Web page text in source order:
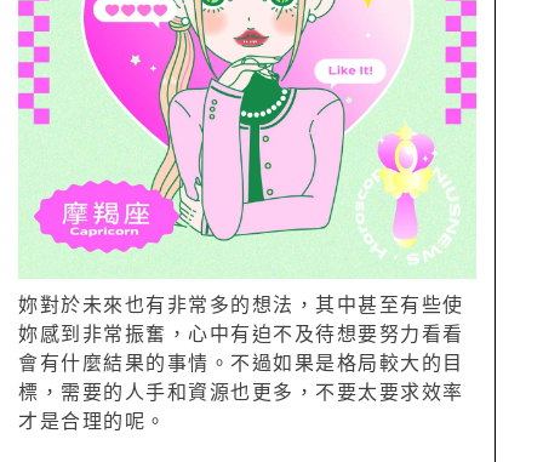
妳對於未來也有非常多的想法，其中甚至有些使
妳感到非常振奮，心中有迫不及待想要努力看看
會有什麼結果的事情。不過如果是格局較大的目
標，需要的人手和資源也更多，不要太要求效率
才是合理的呢。